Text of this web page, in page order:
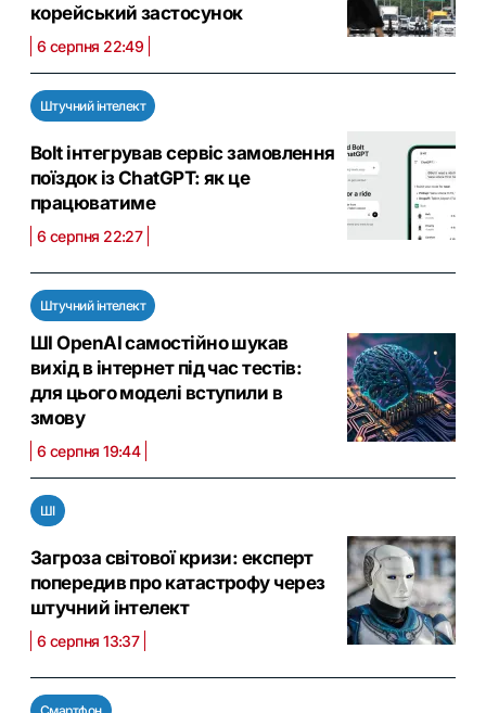
корейський застосунок
6 серпня 22:49
Штучний інтелект
Bolt інтегрував сервіс замовлення
поїздок із ChatGPT: як це
працюватиме
6 серпня 22:27
Штучний інтелект
ШІ OpenAI самостійно шукав
вихід в інтернет під час тестів:
для цього моделі вступили в
змову
6 серпня 19:44
ШІ
Загроза світової кризи: експерт
попередив про катастрофу через
штучний інтелект
6 серпня 13:37